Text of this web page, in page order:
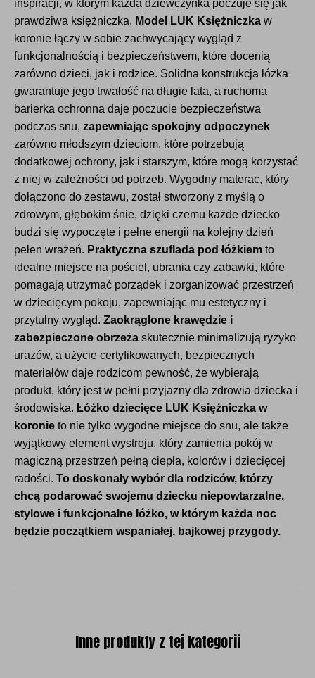
Inne produkty z tej kategorii
inspiracji, w którym każda dziewczynka poczuje się jak
prawdziwa księżniczka. Model LUK Księżniczka w
koronie łączy w sobie zachwycający wygląd z
funkcjonalnością i bezpieczeństwem, które docenią
zarówno dzieci, jak i rodzice. Solidna konstrukcja łóżka
gwarantuje jego trwałość na długie lata, a ruchoma
barierka ochronna daje poczucie bezpieczeństwa
podczas snu, zapewniając spokojny odpoczynek
zarówno młodszym dzieciom, które potrzebują
dodatkowej ochrony, jak i starszym, które mogą korzystać
z niej w zależności od potrzeb. Wygodny materac, który
dołączono do zestawu, został stworzony z myślą o
zdrowym, głębokim śnie, dzięki czemu każde dziecko
budzi się wypoczęte i pełne energii na kolejny dzień
pełen wrażeń. Praktyczna szuflada pod łóżkiem to
idealne miejsce na pościel, ubrania czy zabawki, które
pomagają utrzymać porządek i zorganizować przestrzeń
w dziecięcym pokoju, zapewniając mu estetyczny i
przytulny wygląd. Zaokrąglone krawędzie i
zabezpieczone obrzeża skutecznie minimalizują ryzyko
urazów, a użycie certyfikowanych, bezpiecznych
materiałów daje rodzicom pewność, że wybierają
produkt, który jest w pełni przyjazny dla zdrowia dziecka i
środowiska. Łóżko dziecięce LUK Księżniczka w
koronie to nie tylko wygodne miejsce do snu, ale także
wyjątkowy element wystroju, który zamienia pokój w
magiczną przestrzeń pełną ciepła, kolorów i dziecięcej
radości. To doskonały wybór dla rodziców, którzy
chcą podarować swojemu dziecku niepowtarzalne,
stylowe i funkcjonalne łóżko, w którym każda noc
będzie początkiem wspaniałej, bajkowej przygody.